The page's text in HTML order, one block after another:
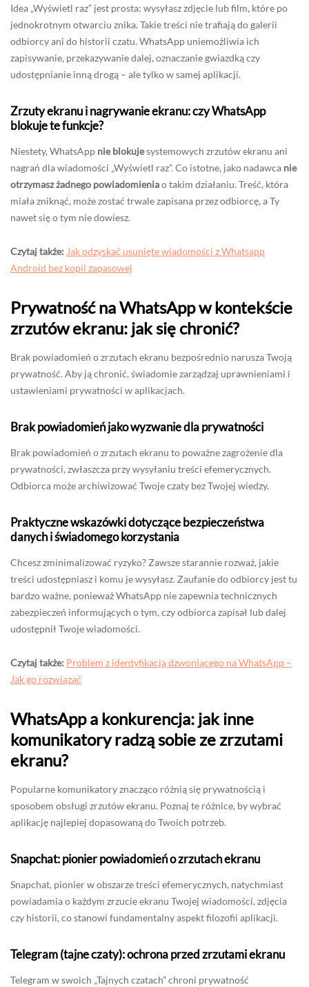
Idea „Wyświetl raz” jest prosta: wysyłasz zdjęcie lub film, które po
jednokrotnym otwarciu znika. Takie treści nie trafiają do galerii
odbiorcy ani do historii czatu. WhatsApp uniemożliwia ich
zapisywanie, przekazywanie dalej, oznaczanie gwiazdką czy
udostępnianie inną drogą – ale tylko w samej aplikacji.
Zrzuty ekranu i nagrywanie ekranu: czy WhatsApp
blokuje te funkcje?
Niestety, WhatsApp nie blokujesystemowych zrzutów ekranu ani
nagrań dla wiadomości „Wyświetl raz”. Co istotne, jako nadawca nie
otrzymasz żadnego powiadomieniao takim działaniu. Treść, która
miała zniknąć, może zostać trwale zapisana przez odbiorcę, a Ty
nawet się o tym nie dowiesz.
Czytaj także: Jak odzyskać usunięte wiadomości z Whatsapp
Android bez kopii zapasowej
Prywatność na WhatsApp w kontekście
zrzutów ekranu: jak się chronić?
Brak powiadomień o zrzutach ekranu bezpośrednio narusza Twoją
prywatność. Aby ją chronić, świadomie zarządzaj uprawnieniami i
ustawieniami prywatności w aplikacjach.
Brak powiadomień jako wyzwanie dla prywatności
Brak powiadomień o zrzutach ekranu to poważne zagrożenie dla
prywatności, zwłaszcza przy wysyłaniu treści efemerycznych.
Odbiorca może archiwizować Twoje czaty bez Twojej wiedzy.
Praktyczne wskazówki dotyczące bezpieczeństwa
danych i świadomego korzystania
Chcesz zminimalizować ryzyko? Zawsze starannie rozważ, jakie
treści udostępniasz i komu je wysyłasz. Zaufanie do odbiorcy jest tu
bardzo ważne, ponieważ WhatsApp nie zapewnia technicznych
zabezpieczeń informujących o tym, czy odbiorca zapisał lub dalej
udostępnił Twoje wiadomości.
Czytaj także: Problem z identyfikacją dzwoniącego na WhatsApp –
Jak go rozwiązać
WhatsApp a konkurencja: jak inne
komunikatory radzą sobie ze zrzutami
ekranu?
Popularne komunikatory znacząco różnią się prywatnością i
sposobem obsługi zrzutów ekranu. Poznaj te różnice, by wybrać
aplikację najlepiej dopasowaną do Twoich potrzeb.
Snapchat: pionier powiadomień o zrzutach ekranu
Snapchat, pionier w obszarze treści efemerycznych, natychmiast
powiadamia o każdym zrzucie ekranu Twojej wiadomości, zdjęcia
czy historii, co stanowi fundamentalny aspekt filozofii aplikacji.
Telegram (tajne czaty): ochrona przed zrzutami ekranu
Telegram w swoich „Tajnych czatach” chroni prywatność